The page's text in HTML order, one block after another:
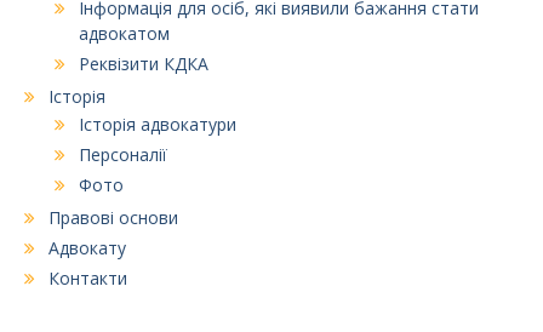
Інформація для осіб, які виявили бажання стати
адвокатом
Реквізити КДКА
Історія
Історія адвокатури
Персоналії
Фото
Правові основи
Адвокату
Контакти